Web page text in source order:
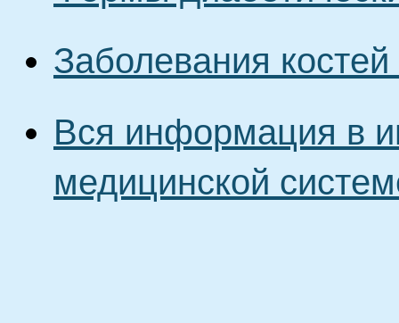
Заболевания
Вся информация в
медицинской